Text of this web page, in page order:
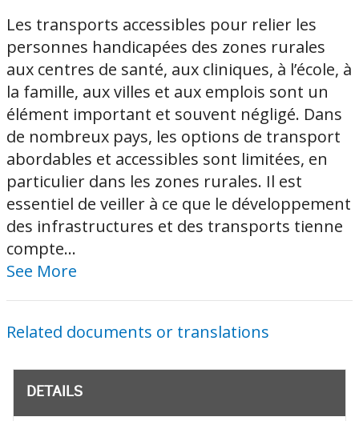
Les transports accessibles pour relier les
personnes handicapées des zones rurales
aux centres de santé, aux cliniques, à l’école, à
la famille, aux villes et aux emplois sont un
élément important et souvent négligé. Dans
de nombreux pays, les options de transport
abordables et accessibles sont limitées, en
particulier dans les zones rurales. Il est
essentiel de veiller à ce que le développement
des infrastructures et des transports tienne
compte...
See More
Related documents or translations
DETAILS